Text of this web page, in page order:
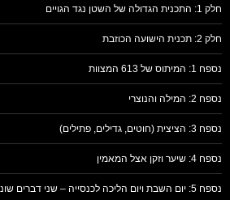
חלק 1: התכנית הגדולה של השטן נגד הגויים
חלק 2: תכנית הישועה הכוזבת
נספח 1: המיתוס של 613 המצוות
נספח 2: המילה והנוצרי
נספח 3: הציצית (חוטים, גדילים, פתילים)
נספח 4: שיער וזקן אצל המאמין
נספח 5: יום השבת ויום הליכה לכנסייה – שני דברים שונים